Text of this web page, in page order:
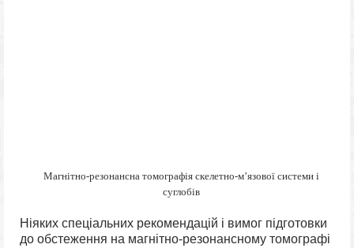
Магнітно-резонансна томографія скелетно-м’язової системи і
суглобів
Ніяких спеціальних рекомендацій і вимог підготовки
до обстеження на магнітно-резонансному томографі